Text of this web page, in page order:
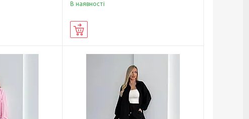
В наявності